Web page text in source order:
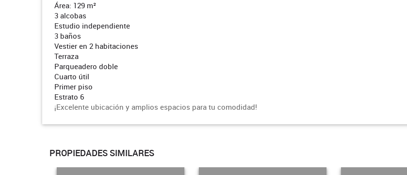
Área: 129 m²
3 alcobas
Estudio independiente
3 baños
Vestier en 2 habitaciones
Terraza
Parqueadero doble
Cuarto útil
Primer piso
Estrato 6
¡Excelente ubicación y amplios espacios para tu comodidad!
PROPIEDADES SIMILARES